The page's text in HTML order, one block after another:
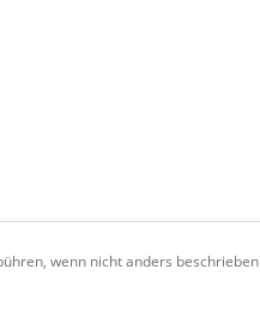
wenn nicht anders beschrieben